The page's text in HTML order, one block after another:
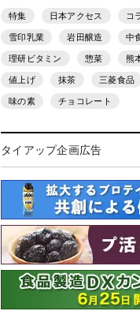
特集 日本アクセス コ
雪印乳業 岩田醸造 中
理研ビタミン 惣菜 熊
値上げ 抹茶 三菱食品
味の素 チョコレート
タイアップ企画広告